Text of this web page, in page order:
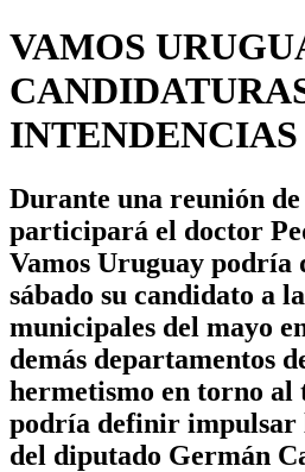
VAMOS
INTENDENCIAS
Durante una reunión de
participará el doctor
Vamos Uruguay podría
sábado su candidato a
municipales del mayo
demás departamentos
hermetismo en torno al
podría definir impulsar
del diputado Germán